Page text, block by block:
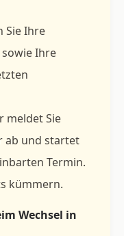
Sie Ihre
Ihre
meldet Sie
ab und startet
Termin.
kümmern.
Wechsel in